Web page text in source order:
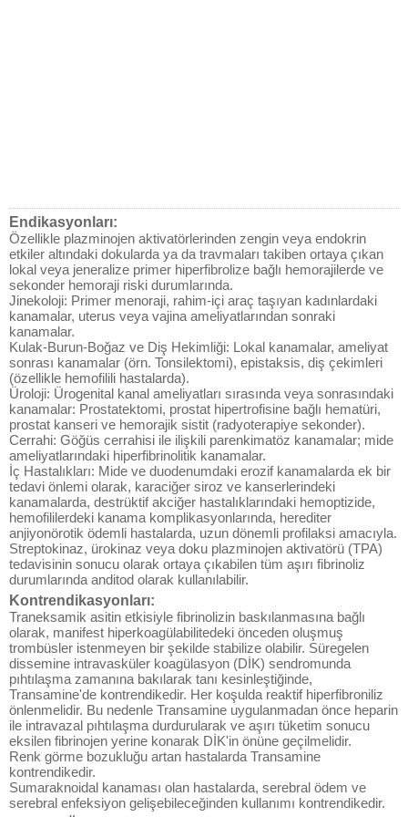
Endikasyonları:
Özellikle plazminojen aktivatörlerinden zengin veya endokrin
etkiler altındaki dokularda ya da travmaları takiben ortaya çıkan
lokal veya jeneralize primer hiperfibrolize bağlı hemorajilerde ve
sekonder hemoraji riski durumlarında.
Jinekoloji: Primer menoraji, rahim-içi araç taşıyan kadınlardaki
kanamalar, uterus veya vajina ameliyatlarından sonraki
kanamalar.
Kulak-Burun-Boğaz ve Diş Hekimliği: Lokal kanamalar, ameliyat
sonrası kanamalar (örn. Tonsilektomi), epistaksis, diş çekimleri
(özellikle hemofilili hastalarda).
Üroloji: Ürogenital kanal ameliyatları sırasında veya sonrasındaki
kanamalar: Prostatektomi, prostat hipertrofisine bağlı hematüri,
prostat kanseri ve hemorajik sistit (radyoterapiye sekonder).
Cerrahi: Göğüs cerrahisi ile ilişkili parenkimatöz kanamalar; mide
ameliyatlarındaki hiperfibrinolitik kanamalar.
İç Hastalıkları: Mide ve duodenumdaki erozif kanamalarda ek bir
tedavi önlemi olarak, karaciğer siroz ve kanserlerindeki
kanamalarda, destrüktif akciğer hastalıklarındaki hemoptizide,
hemofililerdeki kanama komplikasyonlarında, herediter
anjiyonörotik ödemli hastalarda, uzun dönemli profilaksi amacıyla.
Streptokinaz, ürokinaz veya doku plazminojen aktivatörü (TPA)
tedavisinin sonucu olarak ortaya çıkabilen tüm aşırı fibrinoliz
durumlarında anditod olarak kullanılabilir.
Kontrendikasyonları:
Traneksamik asitin etkisiyle fibrinolizin baskılanmasına bağlı
olarak, manifest hiperkoagülabilitedeki önceden oluşmuş
trombüsler istenmeyen bir şekilde stabilize olabilir. Süregelen
dissemine intravasküler koagülasyon (DİK) sendromunda
pıhtılaşma zamanına bakılarak tanı kesinleştiğinde,
Transamine'de kontrendikedir. Her koşulda reaktif hiperfibroniliz
önlenmelidir. Bu nedenle Transamine uygulanmadan önce heparin
ile intravazal pıhtılaşma durdurularak ve aşırı tüketim sonucu
eksilen fibrinojen yerine konarak DİK'in önüne geçilmelidir.
Renk görme bozukluğu artan hastalarda Transamine
kontrendikedir.
Sumaraknoidal kanaması olan hastalarda, serebral ödem ve
serebral enfeksiyon gelişebileceğinden kullanımı kontrendikedir.